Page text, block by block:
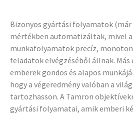
Bizonyos gyártási folyamatok (már
mértékben automatizáltak, mivel
munkafolyamatok precíz,
feladatok elvégzéséből állnak.
emberek gondos és alapos
hogy a végeredmény valóban a
tartozhasson. A Tamron
gyártási folyamatai, amik emberi